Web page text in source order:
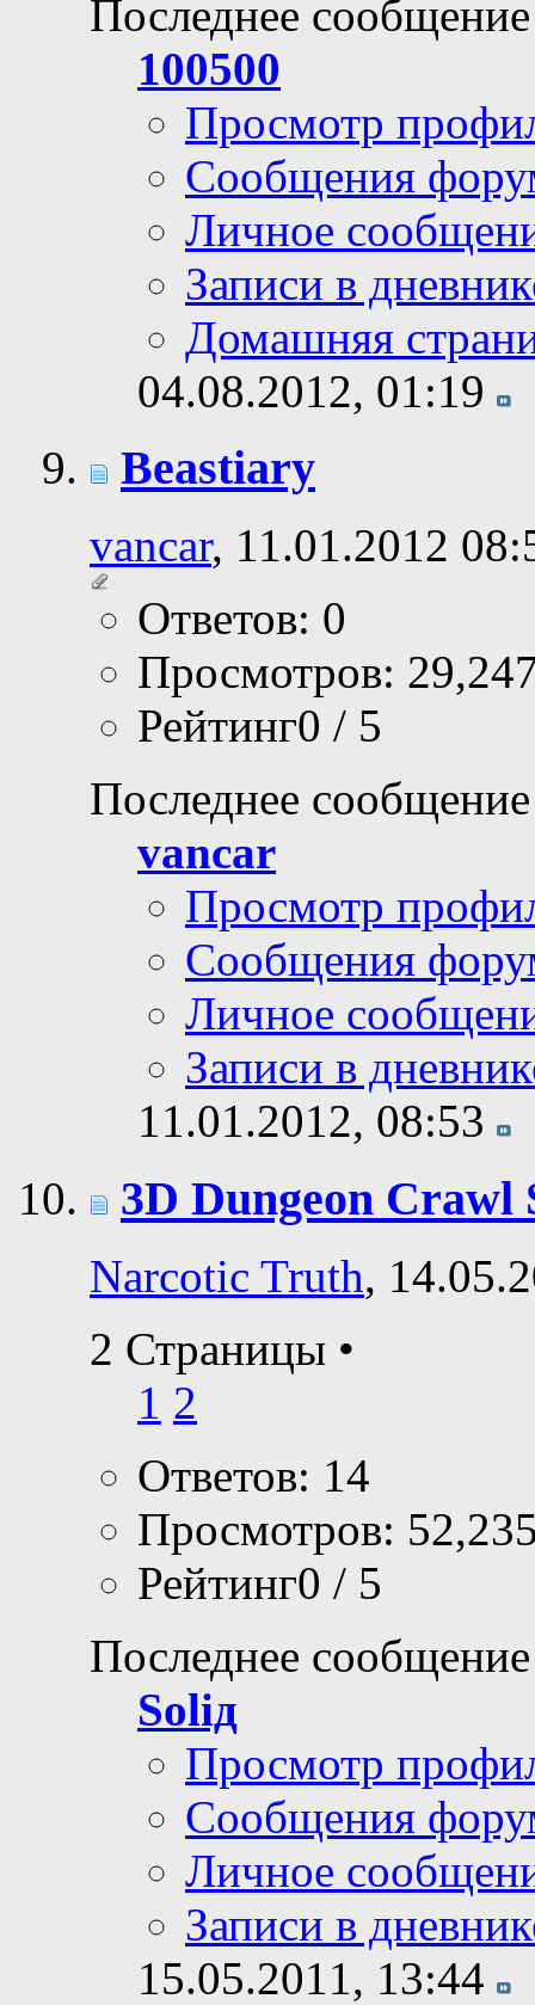
Последнее
100500
Просмотр
Сообщения
Личное
Записи в
Домашняя
04.08.2012, 01:19
Beastiary
vancar, 11.01.2012
Ответов: 0
Просмотров:
Рейтинг0 / 5
Последнее
vancar
Просмотр
Сообщения
Личное
Записи в
11.01.2012, 08:53
3D Dungeon Crawl
Narcotic Truth,
2 Страницы •
1 2
Ответов: 14
Просмотров:
Рейтинг0 / 5
Последнее
Soliд
Просмотр
Сообщения
Личное
Записи в
15.05.2011, 13:44